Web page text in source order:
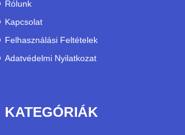
Rólunk
Kapcsolat
Felhasználási Feltételek
Adatvédelmi Nyilatkozat
KATEGÓRIÁK